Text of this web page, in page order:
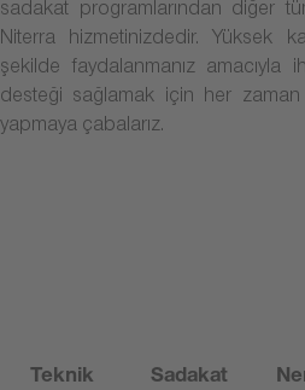
sadakat programlarından diğer
Niterra hizmetinizdedir. Yüksek
şekilde faydalanmanız amacıyla
desteği sağlamak için her zaman
yapmaya çabalarız.
Teknik
Sadakat